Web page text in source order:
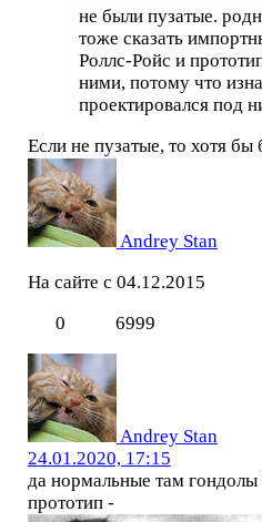
не были пузатые.
тоже сказать
Роллс-Ройс и
ними, потому что
проектировался под
Если не пузатые, то хотя бы
Andrey Stan
На сайте с 04.12.2015
0
6999
Andrey Stan
24.01.2020, 17:15
да нормальные там
прототип -